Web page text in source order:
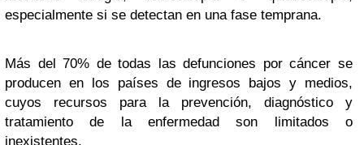
especialmente si se detectan en una fase temprana.
Más del 70% de todas las defunciones por cáncer se
producen en los países de ingresos bajos y medios,
cuyos recursos para la prevención, diagnóstico y
tratamiento de la enfermedad son limitados o
inexistentes.